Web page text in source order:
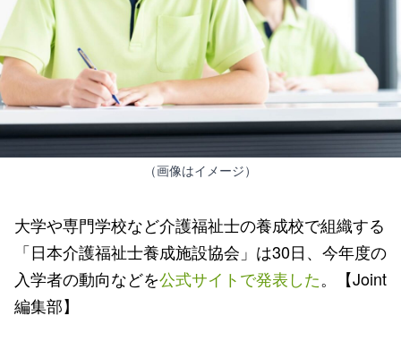
（画像はイメージ）
大学や専門学校など介護福祉士の養成校で組織する
「日本介護福祉士養成施設協会」は30日、今年度の
入学者の動向などを公式サイトで発表した。【Joint
編集部】